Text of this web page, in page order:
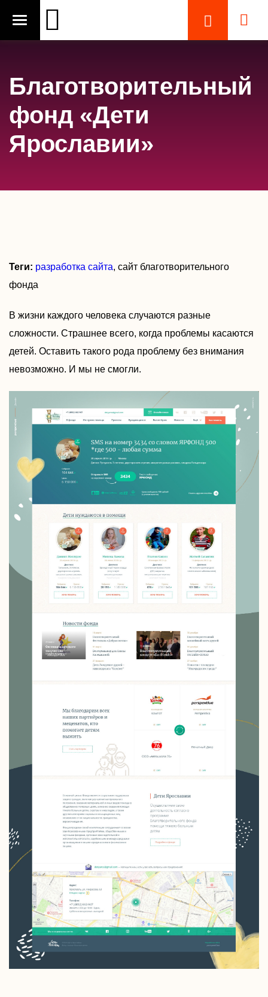
Благотворительный
фонд «Дети
Ярославии»
Теги: разработка сайта, сайт благотворительного
фонда
В жизни каждого человека случаются разные
сложности. Страшнее всего, когда проблемы касаются
детей. Оставить такого рода проблему без внимания
невозможно. И мы не смогли.